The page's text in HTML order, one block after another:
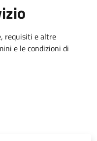
requisiti e altre
e le condizioni di